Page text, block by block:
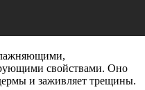
свойствами. Оно
и заживляет трещины.